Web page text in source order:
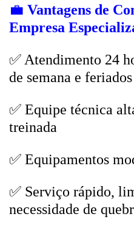
💼 Vantagens de
Empresa
✅ Atendimento 24
de semana e feriados
✅ Equipe técnica
treinada
✅ Equipamentos
✅ Serviço rápido,
necessidade de